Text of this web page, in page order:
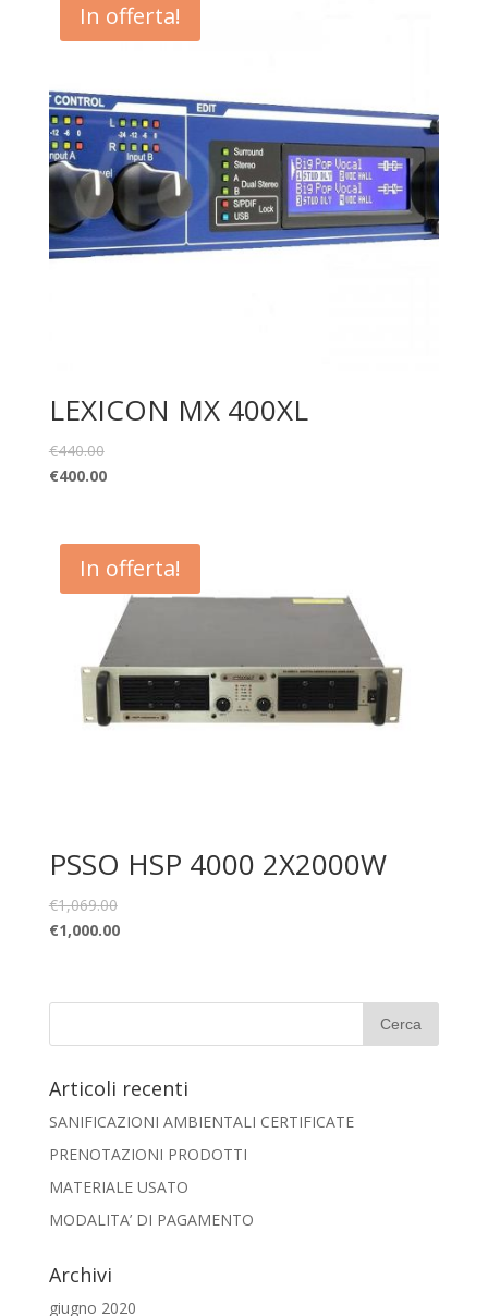
In offerta!
LEXICON MX 400XL
€440.00
€400.00
In offerta!
PSSO HSP 4000 2X2000W
€1,069.00
€1,000.00
Articoli recenti
SANIFICAZIONI AMBIENTALI CERTIFICATE
PRENOTAZIONI PRODOTTI
MATERIALE USATO
MODALITA’ DI PAGAMENTO
Archivi
giugno 2020